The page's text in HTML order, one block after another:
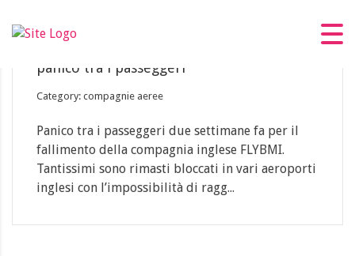
06
Mar
panico tra i passeggeri
Category: compagnie aeree
Panico tra i passeggeri due settimane fa per il
fallimento della compagnia inglese FLYBMI.
Tantissimi sono rimasti bloccati in vari aeroporti
inglesi con l’impossibilità di ragg...